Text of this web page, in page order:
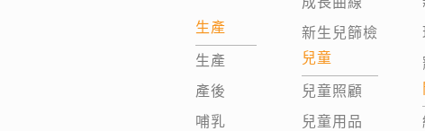
生產
生產
產後
哺乳
新生兒篩檢
兒童
兒童照顧
兒童用品